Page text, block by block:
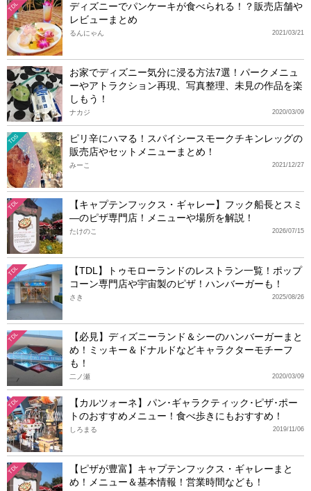
TDL
ディズニーでパンケーキが食べられる！？販売店舗や
レビューまとめ
2021/03/21
るんにゃん
お家でディズニー気分に浸る方法7選！パークメニュ
ーやアトラクション再現、写真整理、未見の作品を楽
しもう！
2020/03/09
ナカジ
TDS
ピリ辛にハマる！スパイシースモークチキンレッグの
販売店やセットメニューまとめ！
2021/12/27
みーこ
TDL
【キャプテンフックス・ギャレー】フック船長とスミ
―のピザ専門店！メニューや場所を解説！
2026/07/15
たけのこ
TDL
【TDL】トゥモローランドのレストラン一覧！ポップ
コーン専門店や宇宙製のピザ！ハンバーガーも！
2025/08/26
さき
TDL
【必見】ディズニーランド＆シーのハンバーガーまと
め！ミッキー＆ドナルドなどキャラクターモチーフ
も！
2020/03/09
二ノ瀬
TDL
【カルツォーネ】パン･ギャラクティック･ピザ･ポー
トのおすすめメニュー！食べ歩きにもおすすめ！
2019/11/06
しろまる
TDL
【ピザが豊富】キャプテンフックス・ギャレーまと
め！メニュー＆基本情報！営業時間なども！